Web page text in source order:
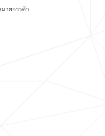
ายการค้า